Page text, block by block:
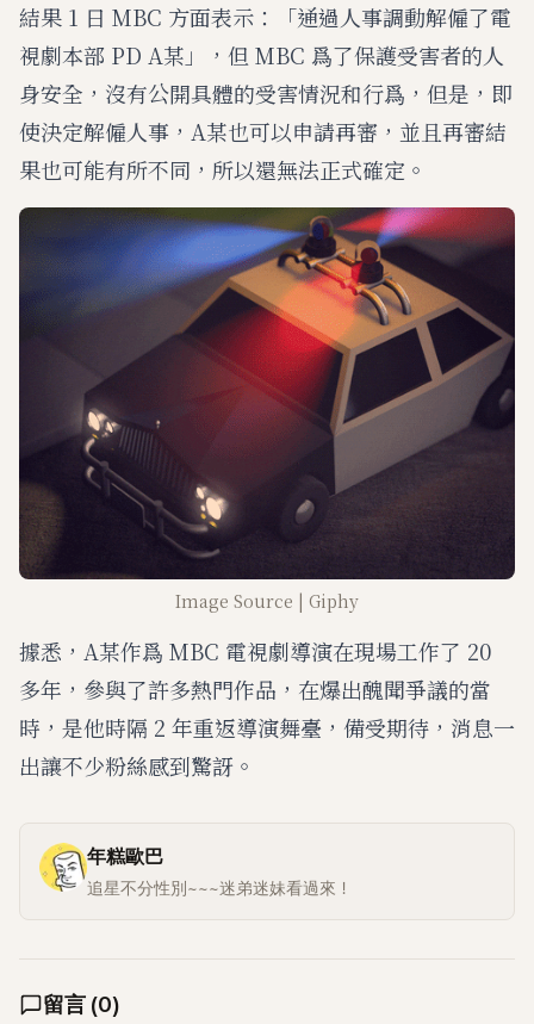
結果 1 日 MBC 方面表示：「通過人事調動解僱了電
視劇本部 PD A某」，但 MBC 爲了保護受害者的人
身安全，沒有公開具體的受害情況和行爲，但是，即
使決定解僱人事，A某也可以申請再審，並且再審結
果也可能有所不同，所以還無法正式確定。
Image Source | Giphy
據悉，A某作爲 MBC 電視劇導演在現場工作了 20
多年，參與了許多熱門作品，在爆出醜聞爭議的當
時，是他時隔 2 年重返導演舞臺，備受期待，消息一
出讓不少粉絲感到驚訝。
年糕歐巴
追星不分性別~~~迷弟迷妹看過來！
留言 (0)